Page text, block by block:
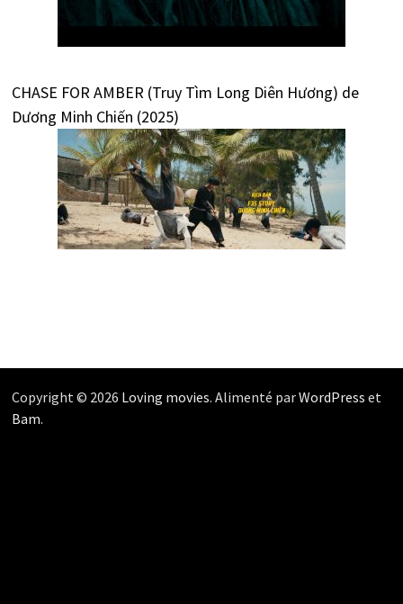
CHASE FOR AMBER (Truy Tìm Long Diên Hương) de
Dương Minh Chiến (2025)
Copyright © 2026 Loving movies. Alimenté parWordPress et
Bam.